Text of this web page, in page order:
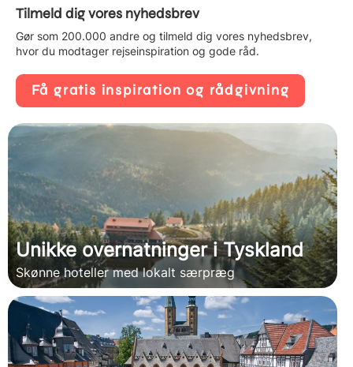
Tilmeld dig vores nyhedsbrev
Gør som 200.000 andre og tilmeld dig vores nyhedsbrev,
hvor du modtager rejseinspiration og gode råd.
Få gratis inspiration og rådgivning
Unikke overnatninger i Tyskland
Skønne hoteller med lokalt særpræg